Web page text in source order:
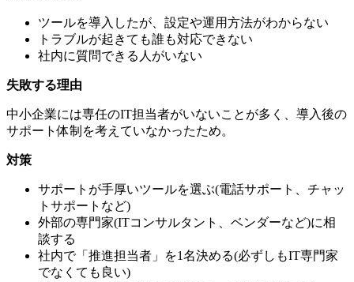
ツールを導入したが、設定や運用方法がわからない
トラブルが起きても誰も対応できない
社内に質問できる人がいない
失敗する理由
中小企業には専任のIT担当者がいないことが多く、導入後の
サポート体制を考えていなかったため。
対策
サポートが手厚いツールを選ぶ(電話サポート、チャッ
トサポートなど)
外部の専門家(ITコンサルタント、ベンダーなど)に相
談する
社内で「推進担当者」を1名決める(必ずしもIT専門家
でなくても良い)